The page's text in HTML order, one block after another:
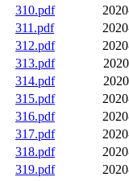
310.pdf
311.pdf
312.pdf
313.pdf
314.pdf
315.pdf
316.pdf
317.pdf
318.pdf
319.pdf